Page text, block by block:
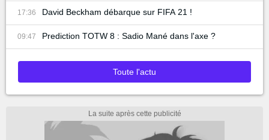
17:36 David Beckham débarque sur FIFA 21 !
09:47 Prediction TOTW 8 : Sadio Mané dans l'axe ?
Toute l'actu